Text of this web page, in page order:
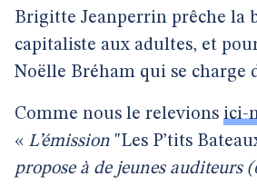
Brigitte Jeanperrin prêche la
capitaliste aux adultes, et
Noëlle Bréham qui se charge
Comme nous le relevions ici-
« L’émission "Les P’tits
propose à de jeunes auditeurs